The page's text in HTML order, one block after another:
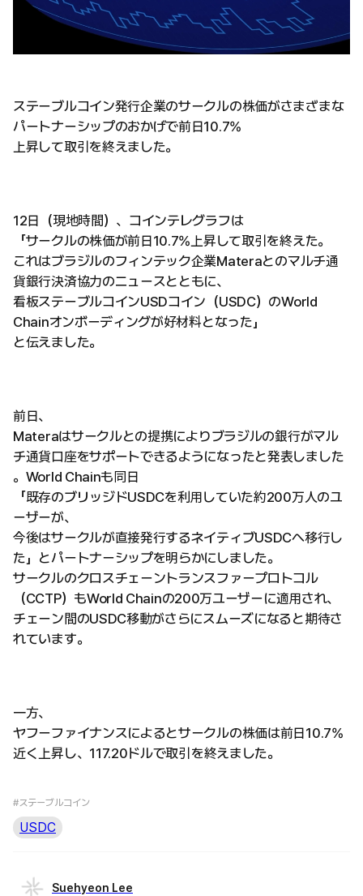
ステーブルコイン発行企業のサークルの株価がさまざまな
パートナーシップのおかげで前日10.7%
上昇して取引を終えました。
12日（現地時間）、コインテレグラフは
「サークルの株価が前日10.7%上昇して取引を終えた。
これはブラジルのフィンテック企業Materaとのマルチ通
貨銀行決済協力のニュースとともに、
看板ステーブルコインUSDコイン（USDC）のWorld
Chainオンボーディングが好材料となった」
と伝えました。
前日、
Materaはサークルとの提携によりブラジルの銀行がマル
チ通貨口座をサポートできるようになったと発表しました
。World Chainも同日
「既存のブリッジドUSDCを利用していた約200万人のユ
ーザーが、
今後はサークルが直接発行するネイティブUSDCへ移行し
た」とパートナーシップを明らかにしました。
サークルのクロスチェーントランスファープロトコル
（CCTP）もWorld Chainの200万ユーザーに適用され、
チェーン間のUSDC移動がさらにスムーズになると期待さ
れています。
一方、
ヤフーファイナンスによるとサークルの株価は前日10.7%
近く上昇し、117.20ドルで取引を終えました。
#ステーブルコイン
USDC
Suehyeon Lee